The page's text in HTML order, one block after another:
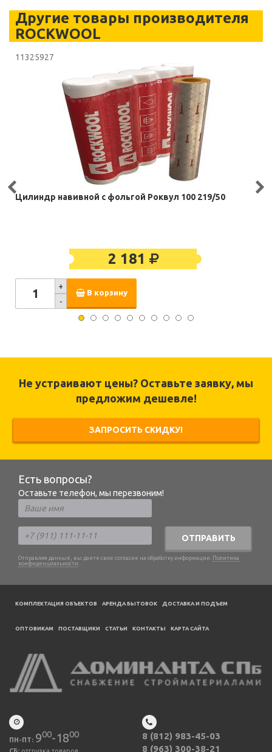
Другие товары производителя
ROCKWOOL
11325927
Цилиндр навивной с фольгой Роквул 100 219/50
2 181
+
-
В корзину
Не устраивают цены? Оставьте заявку, мы
предложим дешевле!
ЗАПРОСИТЬ СКИДКУ!
Есть вопросы?
Оставьте телефон, мы перезвоним!
ОТПРАВИТЬ
Отправляя данные, вы даете свое согласие на обработку информации. Политика
конфиденциальности .
КОМПЛЕКТАЦИЯ ОБЪЕКТОВ АРЕНДА БЫТОВОК ДОСТАВКА И ПОДЪЕМ
ОПТОВИКАМ ПОСТАВЩИКИ CТАТЬИ КОНТАКТЫ КАРТА САЙТА
ПН-ПТ: 900-1800
8 (812) 983-45-03
8 (963) 300-38-21